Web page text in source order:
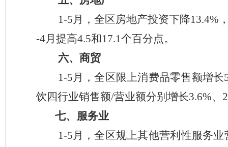
1-5月， 全区房地产投资下降13.4%
-4月提高4.5和17.1个百分点。
六、 商贸
1-5月 ，全 区限上消费品零售额增长
饮四行业销售额/营业额分别增长3.6%、
七、 服务业
1-5月，全区规上其他营利性服务业